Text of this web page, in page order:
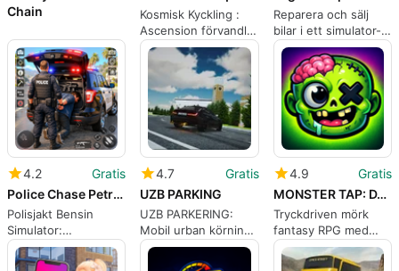
Chain
Kosmisk Kyckling :
Ascension förvandlar
fjäderfähantering till
lat RPG-satir
Reparera och sälj
bilar i ett simulator-
spel
4.2
Gratis
Police Chase Petrol Simulator
Polisjakt Bensin
Simulator:
Uppdragsdriven
öppen stads körning
4.7
Gratis
UZB PARKING
UZB PARKERING:
Mobil urban körning
och
parkeringssimulator
4.9
Gratis
MONSTER TAP: DARK QUEST
Tryckdriven mörk
fantasy RPG med
tidsinställda bossar
och husdjursstöd